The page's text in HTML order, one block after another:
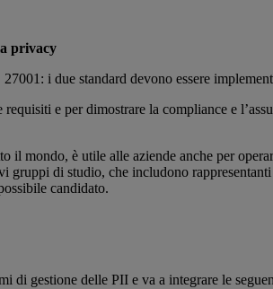
privacy
i due standard devono essere
e per dimostrare la compliance e
il mondo, è utile alle aziende anche per
gruppi di studio, che includono
candidato.
di gestione delle PII e va a integrare le